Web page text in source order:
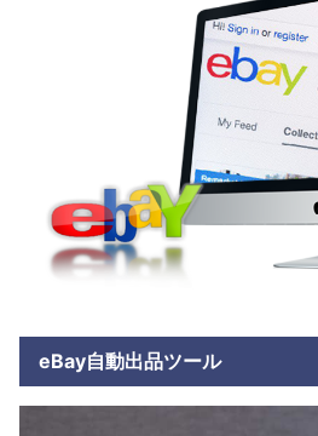
eBay自動出品ツール